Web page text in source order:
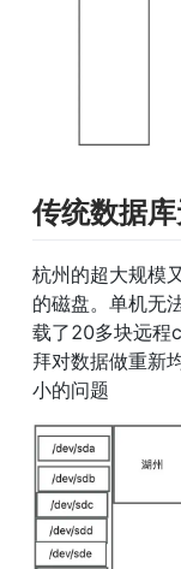
传统数据
杭州的超大规模
的磁盘。单机无
载了20多块远程
拜对数据做重新
小的问题